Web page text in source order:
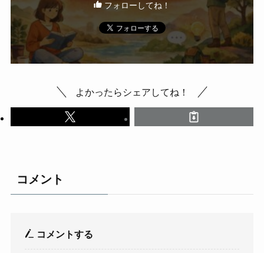
フォローしてね！
よかったらシェアしてね！
コメント
コメントする